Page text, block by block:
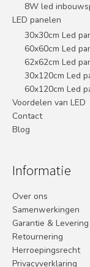
8W led
LED panelen
30x30cm Led
60x60cm Led
62x62cm Led
30x120cm Led
60x120cm Led
Voordelen van LED
Contact
Blog
Informatie
Over ons
Samenwerkingen
Garantie & Levering
Retournering
Herroepingsrecht
Privacyverklaring